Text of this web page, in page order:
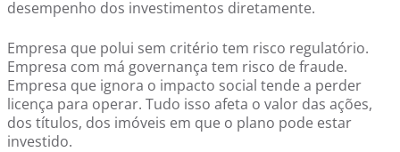
desempenho dos investimentos diretamente.
Empresa que polui sem critério tem risco regulatório.
Empresa com má governança tem risco de fraude.
Empresa que ignora o impacto social tende a perder
licença para operar. Tudo isso afeta o valor das ações,
dos títulos, dos imóveis em que o plano pode estar
investido.